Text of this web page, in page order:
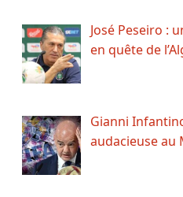
José Peseiro :
en quête de
Gianni
audacieuse au